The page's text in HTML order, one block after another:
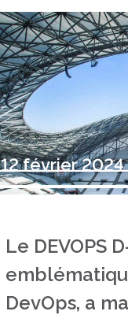
12 février 2024
Le DEVOPS
DevOps, a